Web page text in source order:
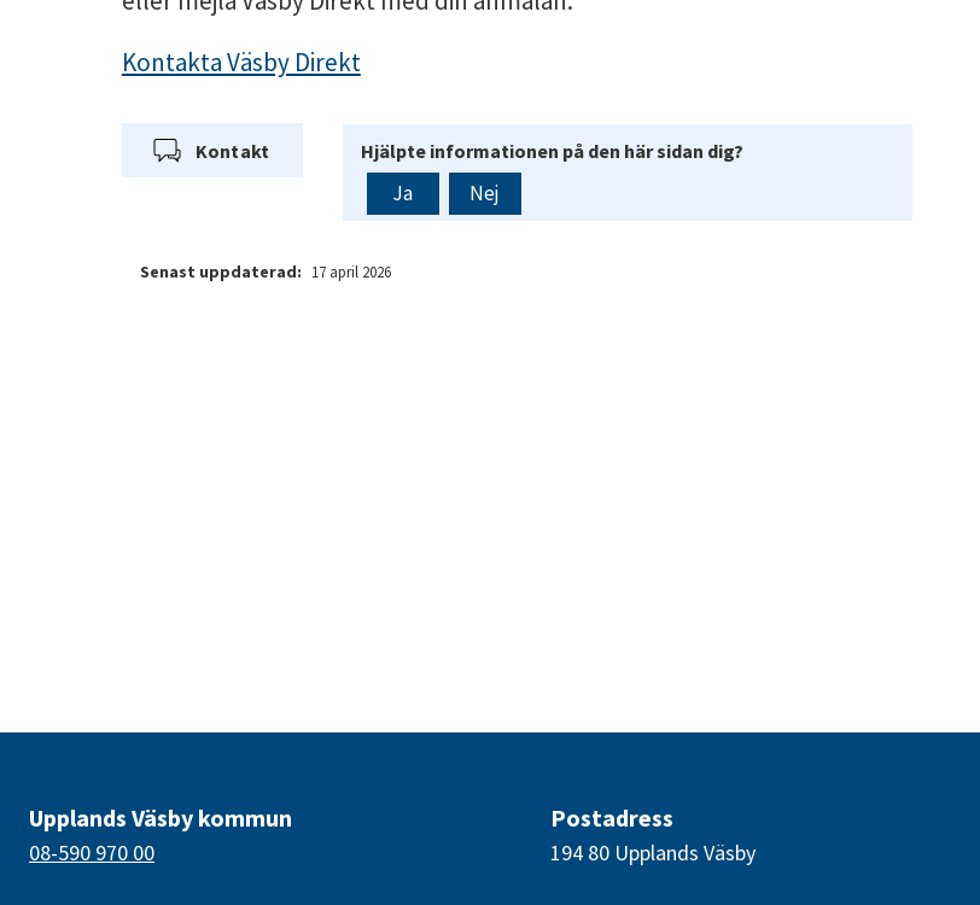
Kontakta Väsby Direkt
Kontakt Hjälpte informationen på den här sidan dig?
Ja Nej
Senast uppdaterad: 17 april 2026
Upplands Väsby kommun
08-590 970 00
Postadress
194 80 Upplands Väsby